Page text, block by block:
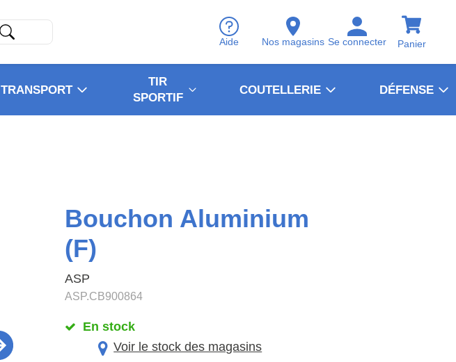
Aide Nos magasins Se connecter Panier
TRANSPORT
TIR
SPORTIF
COUTELLERIE DÉFENSE
Bouchon Aluminium
(F)
ASP
ASP.CB900864
En stock
Voir le stock des magasins